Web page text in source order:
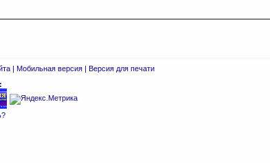
| Мобильная версия | Версия для печати